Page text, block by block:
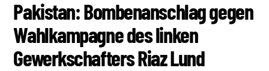
Pakistan: Bombenanschlag gegen
Wahlkampagne des linken
Gewerkschafters Riaz Lund